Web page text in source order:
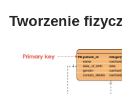
Tworzenie